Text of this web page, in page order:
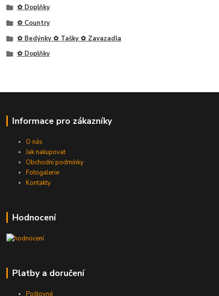
✿ Doplňky
✿ Country
✿ Bedýnky ✿ Tašky ✿ Zavazadla
✿ Doplňky
Informace pro zákazníky
O nás
Jak nakupovat
Obchodní podmínky
Fotogalerie
Kontakty
Hodnocení
Platby a doručení
Poštovné